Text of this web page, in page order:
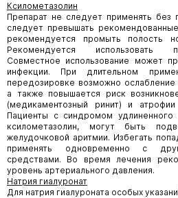
Ксилометазолин
Препарат не следует применять
следует превышать
рекомендуется промыть полость
Рекомендуется использовать
Совместное использование может
инфекции. При длительном
передозировке возможно
а также повышается риск
(медикаментозный ринит) и
Пациенты с синдромом удлиненного
ксилометазолин, могут быть
желудочковой аритмии. Избегать
применять одновременно с
средствами. Во время лечения
уровень артериального давления.
Натрия гиалуронат
Для натрия гиалуроната особых